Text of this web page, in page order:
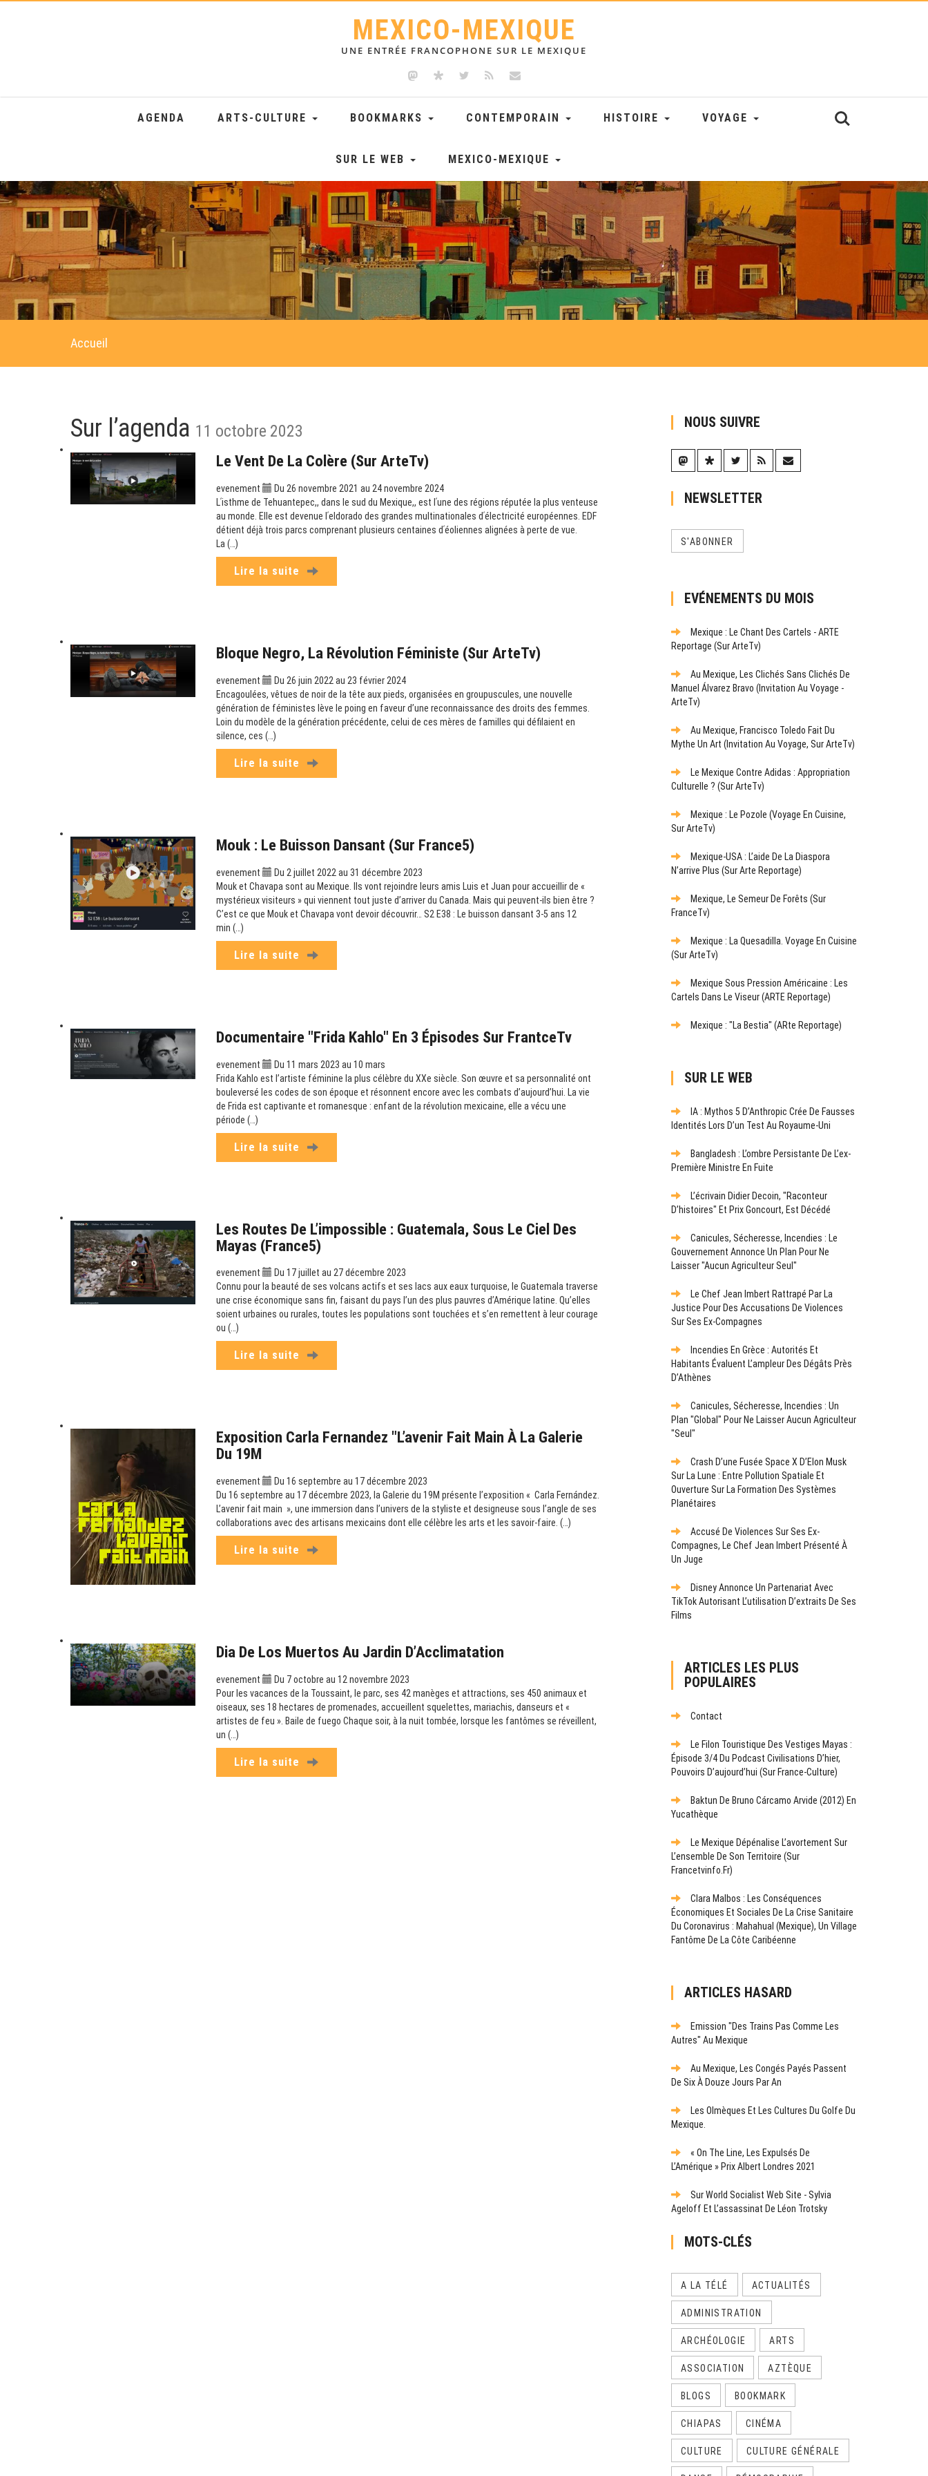
MEXICO-MEXIQUE
UNE ENTRÉE FRANCOPHONE SUR LE MEXIQUE
AGENDA ARTS-CULTURE BOOKMARKS CONTEMPORAIN HISTOIRE VOYAGE
SUR LE WEB MEXICO-MEXIQUE
Accueil
Sur l’agenda 11 octobre 2023
Le Vent De La Colère (sur ArteTv)
evenement
Du 26 novembre 2021 au 24 novembre 2024
Lʹisthme de Tehuantepec,, dans le sud du Mexique,, est lʹune des régions réputée la plus venteuse
au monde. Elle est devenue lʹeldorado des grandes multinationales dʹélectricité européennes. EDF
détient déjà trois parcs comprenant plusieurs centaines dʹéoliennes alignées à perte de vue.
La (…)
Lire la suite
Bloque Negro, La Révolution Féministe (sur ArteTv)
evenement
Du 26 juin 2022 au 23 février 2024
Encagoulées, vêtues de noir de la tête aux pieds, organisées en groupuscules, une nouvelle
génération de féministes lève le poing en faveur d’une reconnaissance des droits des femmes.
Loin du modèle de la génération précédente, celui de ces mères de familles qui défilaient en
silence, ces (…)
Lire la suite
Mouk : Le Buisson Dansant (sur France5)
evenement
Du 2 juillet 2022 au 31 décembre 2023
Mouk et Chavapa sont au Mexique. Ils vont rejoindre leurs amis Luis et Juan pour accueillir de «
mystérieux visiteurs » qui viennent tout juste d’arriver du Canada. Mais qui peuvent-ils bien être ?
C’est ce que Mouk et Chavapa vont devoir découvrir… S2 E38 : Le buisson dansant 3-5 ans 12
min (…)
Lire la suite
Documentaire "Frida Kahlo" En 3 Épisodes Sur FrantceTv
evenement
Du 11 mars 2023 au 10 mars
Frida Kahlo est l’artiste féminine la plus célèbre du XXe siècle. Son œuvre et sa personnalité ont
bouleversé les codes de son époque et résonnent encore avec les combats d’aujourd’hui. La vie
de Frida est captivante et romanesque : enfant de la révolution mexicaine, elle a vécu une
période (…)
Lire la suite
Les Routes De L’impossible : Guatemala, Sous Le Ciel Des
Mayas (France5)
evenement
Du 17 juillet au 27 décembre 2023
Connu pour la beauté de ses volcans actifs et ses lacs aux eaux turquoise, le Guatemala traverse
une crise économique sans fin, faisant du pays l’un des plus pauvres d’Amérique latine. Qu’elles
soient urbaines ou rurales, toutes les populations sont touchées et s’en remettent à leur courage
ou (…)
Lire la suite
Exposition Carla Fernandez "L’avenir Fait Main À La Galerie
Du 19M
evenement
Du 16 septembre au 17 décembre 2023
Du 16 septembre au 17 décembre 2023, la Galerie du 19M présente l’exposition « Carla Fernández.
L’avenir fait main », une immersion dans l’univers de la styliste et designeuse sous l’angle de ses
collaborations avec des artisans mexicains dont elle célèbre les arts et les savoir-faire. (…)
Lire la suite
Dia De Los Muertos Au Jardin D’Acclimatation
evenement
Du 7 octobre au 12 novembre 2023
Pour les vacances de la Toussaint, le parc, ses 42 manèges et attractions, ses 450 animaux et
oiseaux, ses 18 hectares de promenades, accueillent squelettes, mariachis, danseurs et «
artistes de feu ». Baile de fuego Chaque soir, à la nuit tombée, lorsque les fantômes se réveillent,
un (…)
Lire la suite
NOUS SUIVRE
NEWSLETTER
S'ABONNER
EVÉNEMENTS DU MOIS
Mexique : Le Chant Des Cartels - ARTE
Reportage (sur ArteTv)
Au Mexique, Les Clichés Sans Clichés De
Manuel Álvarez Bravo (Invitation Au Voyage -
ArteTv)
Au Mexique, Francisco Toledo Fait Du
Mythe Un Art (Invitation Au Voyage, Sur ArteTv)
Le Mexique Contre Adidas : Appropriation
Culturelle ? (sur ArteTv)
Mexique : Le Pozole (Voyage En Cuisine,
Sur ArteTv)
Mexique-USA : L’aide De La Diaspora
N’arrive Plus (sur Arte Reportage)
Mexique, Le Semeur De Forêts (sur
FranceTv)
Mexique : La Quesadilla. Voyage En Cuisine
(sur ArteTv)
Mexique Sous Pression Américaine : Les
Cartels Dans Le Viseur (ARTE Reportage)
Mexique : "La Bestia" (ARte Reportage)
SUR LE WEB
IA : Mythos 5 D’Anthropic Crée De Fausses
Identités Lors D’un Test Au Royaume-Uni
Bangladesh : L’ombre Persistante De L’ex-
Première Ministre En Fuite
L’écrivain Didier Decoin, "raconteur
D’histoires" Et Prix Goncourt, Est Décédé
Canicules, Sécheresse, Incendies : Le
Gouvernement Annonce Un Plan Pour Ne
Laisser "aucun Agriculteur Seul"
Le Chef Jean Imbert Rattrapé Par La
Justice Pour Des Accusations De Violences
Sur Ses Ex-Compagnes
Incendies En Grèce : Autorités Et
Habitants Évaluent L’ampleur Des Dégâts Près
D’Athènes
Canicules, Sécheresse, Incendies : Un
Plan "global" Pour Ne Laisser Aucun Agriculteur
"seul"
Crash D’une Fusée Space X D’Elon Musk
Sur La Lune : Entre Pollution Spatiale Et
Ouverture Sur La Formation Des Systèmes
Planétaires
Accusé De Violences Sur Ses Ex-
Compagnes, Le Chef Jean Imbert Présenté À
Un Juge
Disney Annonce Un Partenariat Avec
TikTok Autorisant L’utilisation D’extraits De Ses
Films
ARTICLES LES PLUS
POPULAIRES
Contact
Le Filon Touristique Des Vestiges Mayas :
Épisode 3/4 Du Podcast Civilisations D’hier,
Pouvoirs D’aujourd’hui (sur France-Culture)
Baktun De Bruno Cárcamo Arvide (2012) En
Yucathèque
Le Mexique Dépénalise L’avortement Sur
L’ensemble De Son Territoire (sur
Francetvinfo.fr)
Clara Malbos : Les Conséquences
Économiques Et Sociales De La Crise Sanitaire
Du Coronavirus : Mahahual (Mexique), Un Village
Fantôme De La Côte Caribéenne
ARTICLES HASARD
Emission "Des Trains Pas Comme Les
Autres" Au Mexique
Au Mexique, Les Congés Payés Passent
De Six À Douze Jours Par An
Les Olmèques Et Les Cultures Du Golfe Du
Mexique.
« On The Line, Les Expulsés De
L’Amérique » Prix Albert Londres 2021
Sur World Socialist Web Site - Sylvia
Ageloff Et L’assassinat De Léon Trotsky
MOTS-CLÉS
A LA TÉLÉ ACTUALITÉS
ADMINISTRATION
ARCHÉOLOGIE ARTS
ASSOCIATION AZTÈQUE
BLOGS BOOKMARK
CHIAPAS CINÉMA
CULTURE CULTURE GÉNÉRALE